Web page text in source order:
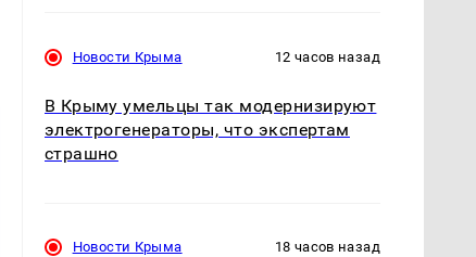
Новости Крыма 12 часов назад
В Крыму умельцы так модернизируют
электрогенераторы, что экспертам
страшно
Новости Крыма 18 часов назад